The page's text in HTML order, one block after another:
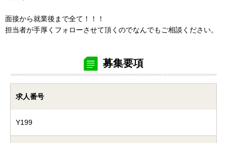
面接から就業後まで全て！！！
担当者が手厚くフォローさせて頂くのでなんでもご相談ください。
募集要項
求人番号
Y199